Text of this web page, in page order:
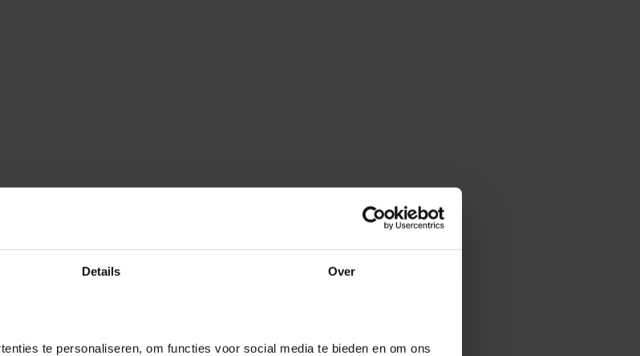
Details Over
te personaliseren, om functies voor social media te bieden en om ons